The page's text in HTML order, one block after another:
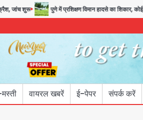
शुरू पुणे में प्रशिक्षण विमान हादसे का शिकार, कोई हताहत
वायरल खबरें ई-पेपर संपर्क करें